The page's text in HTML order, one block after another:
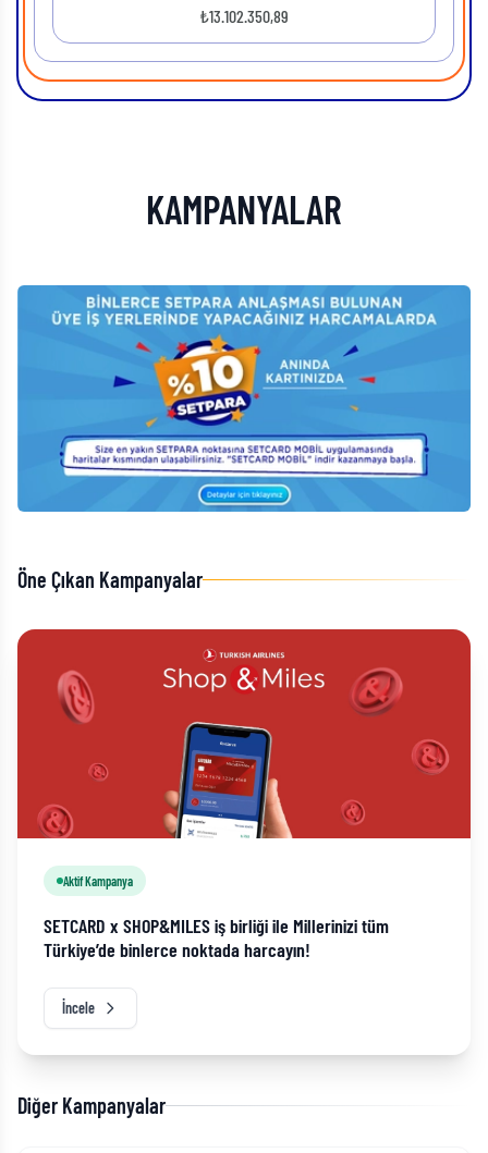
₺13.102.350,89
KAMPANYALAR
Öne Çıkan Kampanyalar
Aktif Kampanya
SETCARD x SHOP&MILES iş birliği ile Millerinizi tüm
Türkiye’de binlerce noktada harcayın!
İncele
Diğer Kampanyalar